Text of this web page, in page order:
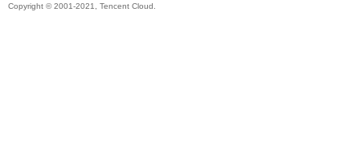
Copyright © 2001-2021, Tencent Cloud.